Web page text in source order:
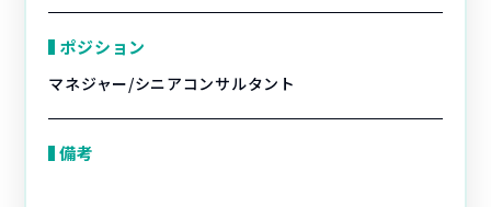
ポジション
マネジャー/シニアコンサルタント
備考